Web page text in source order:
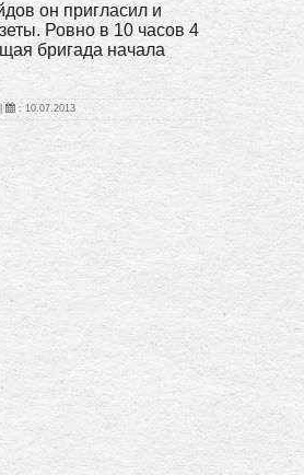
он пригласил и
Ровно в 10 часов 4
бригада начала
:10.07.2013